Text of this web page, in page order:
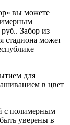
вы можете
Забор из
стадиона может
для
в цвет
с полимерным
уверены в